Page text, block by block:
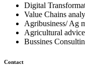
Digital
Value Chains
Agribusiness/ Ag
Agricultural advice
Bussines
Contact